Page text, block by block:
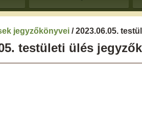
jegyzőkönyvei / 2023.06.05.
testületi ülés